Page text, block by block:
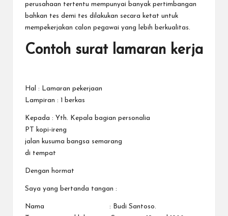
perusahaan tertentu mempunyai banyak pertimbangan
bahkan tes demi tes dilakukan secara ketat untuk
mempekerjakan calon pegawai yang lebih berkualitas.
Contoh surat lamaran kerja
Hal : Lamaran pekerjaan
Lampiran : 1 berkas
Kepada : Yth. Kepala bagian personalia
PT kopi-ireng
jalan kusuma bangsa semarang
di tempat
Dengan hormat
Saya yang bertanda tangan :
Nama : Budi Santoso.